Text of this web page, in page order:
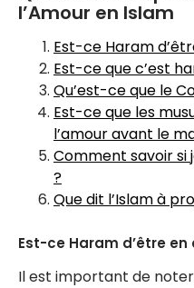
l’Amour en Islam
Est-ce Haram
Est-ce que c’est
Qu’est-ce que le
Est-ce que les
l’amour avant le
Comment savoir si
?
Que dit l’Islam à
Est-ce Haram d’être
Il est important de